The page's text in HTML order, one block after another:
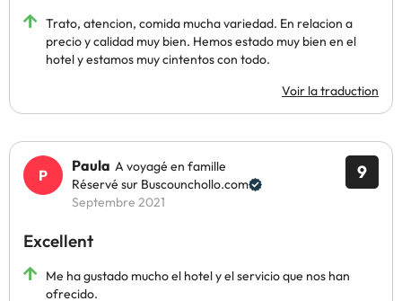
Trato, atencion, comida mucha variedad. En relacion a
precio y calidad muy bien. Hemos estado muy bien en el
hotel y estamos muy cintentos con todo.
Voir la traduction
9
Paula A voyagé en famille
Réservé sur Buscounchollo.com
Septembre 2021
Excellent
Me ha gustado mucho el hotel y el servicio que nos han
ofrecido.